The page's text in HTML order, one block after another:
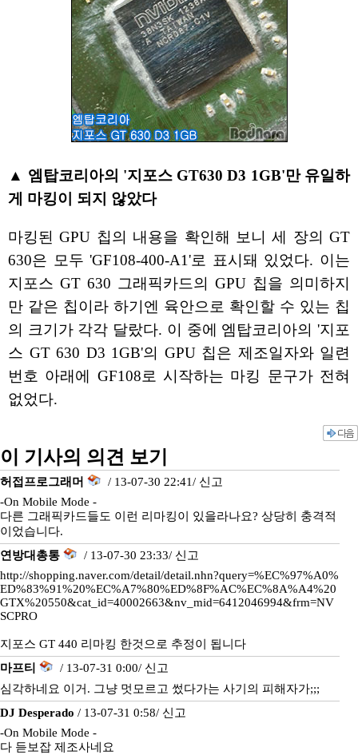
▲ 엠탑코리아의 '지포스 GT630 D3 1GB'만 유일하
게 마킹이 되지 않았다
마킹된 GPU 칩의 내용을 확인해 보니 세 장의 GT
630은 모두 'GF108-400-A1'로 표시돼 있었다. 이는
지포스 GT 630 그래픽카드의 GPU 칩을 의미하지
만 같은 칩이라 하기엔 육안으로 확인할 수 있는 칩
의 크기가 각각 달랐다. 이 중에 엠탑코리아의 '지포
스 GT 630 D3 1GB'의 GPU 칩은 제조일자와 일련
번호 아래에 GF108로 시작하는 마킹 문구가 전혀
없었다.
이 기사의 의견 보기
허접프로그래머 / 13-07-30 22:41/ 신고
-On Mobile Mode -
다른 그래픽카드들도 이런 리마킹이 있을라나요? 상당히 충격적
이었습니다.
연방대총통
/ 13-07-30 23:33/ 신고
http://shopping.naver.com/detail/detail.nhn?query=%EC%97%A0%
ED%83%91%20%EC%A7%80%ED%8F%AC%EC%8A%A4%20
GTX%20550&cat_id=40002663&nv_mid=6412046994&frm=NV
SCPRO
지포스 GT 440 리마킹 한것으로 추정이 됩니다
마프티
/ 13-07-31 0:00/ 신고
심각하네요 이거. 그냥 멋모르고 썼다가는 사기의 피해자가;;;
DJ Desperado / 13-07-31 0:58/ 신고
-On Mobile Mode -
다 듣보잡 제조사네요